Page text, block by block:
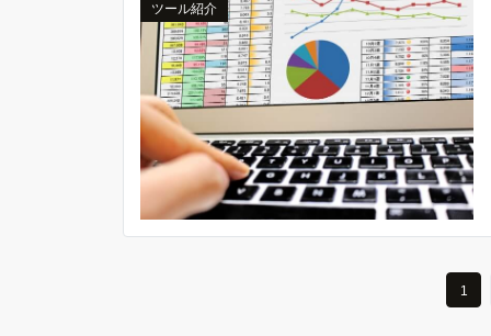
ツール紹介
1